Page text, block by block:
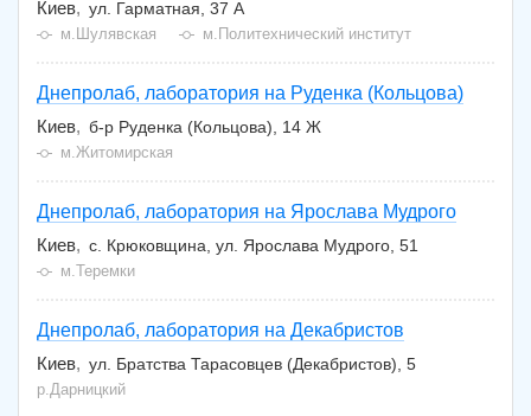
Киев ул. Гарматная, 37 А
м.Шулявская м.Политехнический институт
Днепролаб, лаборатория на Руденка (Кольцова)
Киев
б-р Руденка (Кольцова), 14 Ж
м.Житомирская
Днепролаб, лаборатория на Ярослава Мудрого
Киев
с. Крюковщина, ул. Ярослава Мудрого, 51
м.Теремки
Днепролаб, лаборатория на Декабристов
Киев
ул. Братства Тарасовцев (Декабристов), 5
р.Дарницкий